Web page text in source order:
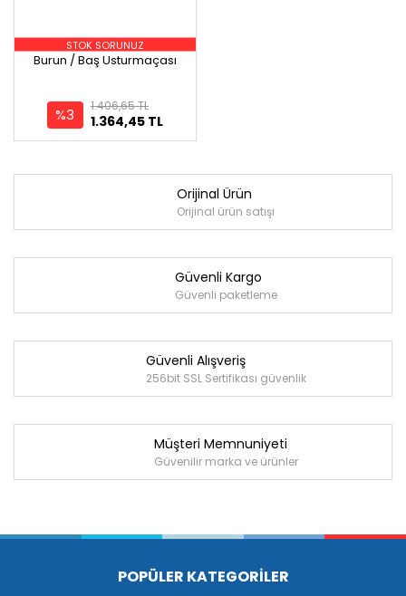
STOK SORUNUZ
Burun / Baş Usturmaçası
%3 1.364,45 TL
1.406,65 TL
Orijinal Ürün
Orijinal ürün satışı
Güvenli Kargo
Güvenli paketleme
Güvenli Alışveriş
256bit SSL Sertifikası güvenlik
Müşteri Memnuniyeti
Güvenilir marka ve ürünler
POPÜLER KATEGORİLER